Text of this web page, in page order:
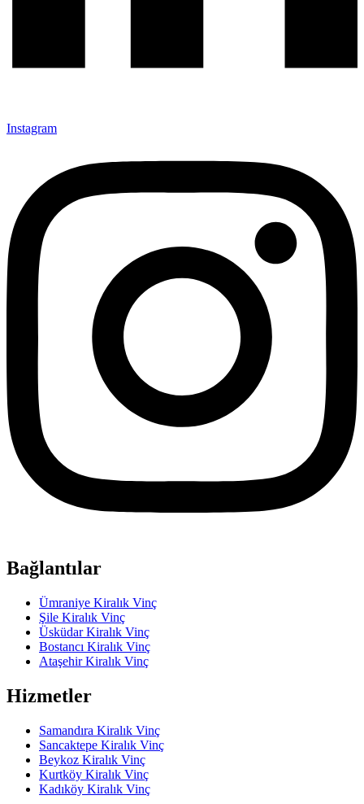
Instagram
Bağlantılar
Ümraniye Kiralık Vinç
Şile Kiralık Vinç
Üsküdar Kiralık Vinç
Bostancı Kiralık Vinç
Ataşehir Kiralık Vinç
Hizmetler
Samandıra Kiralık Vinç
Sancaktepe Kiralık Vinç
Beykoz Kiralık Vinç
Kurtköy Kiralık Vinç
Kadıköy Kiralık Vinç